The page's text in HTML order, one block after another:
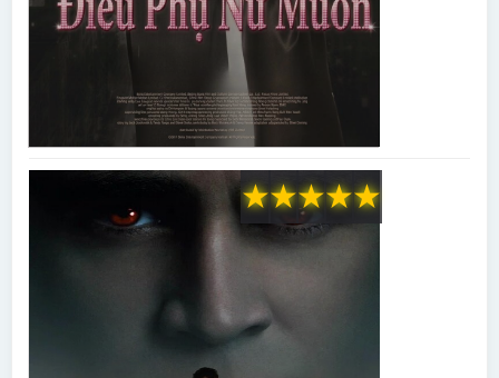
★
★
★
★
★